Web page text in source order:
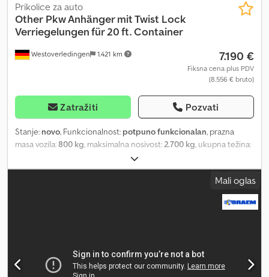
Westoverledingen 1.421 km
Prikolice za auto
Other Pkw Anhänger mit Twist Lock
Verriegelungen für 20 ft. Container
7.190 €
Fiksna cena plus PDV
(8.556 € bruto)
Zatražiti Pozvati
Stanje: novo, Funkcionalnost: potpuno funkcionalan, prazna
masa vozila:800 kg, maksimalna nosivost:2.700 kg, ukupna težina:
2 osovine
prostora:6.000 mm, širina utovarnog prostora:1.960 mm, Godina
, Putučka prikolica sa Twist Lock bravama za 20
ft. kontejner. LED osvetljenje, točkovi 155 R12C 5x112, dvostruka
osovina, dozvoljena ukupna masa 3500 kg, sopstvena masa oko
dokumentacija za registraciju, moguća homologacija za 100 km/h!
Dedpfx Aferq Iaqoleck Rado ćemo Vam ponuditi i odgovarajući
Mali oglas